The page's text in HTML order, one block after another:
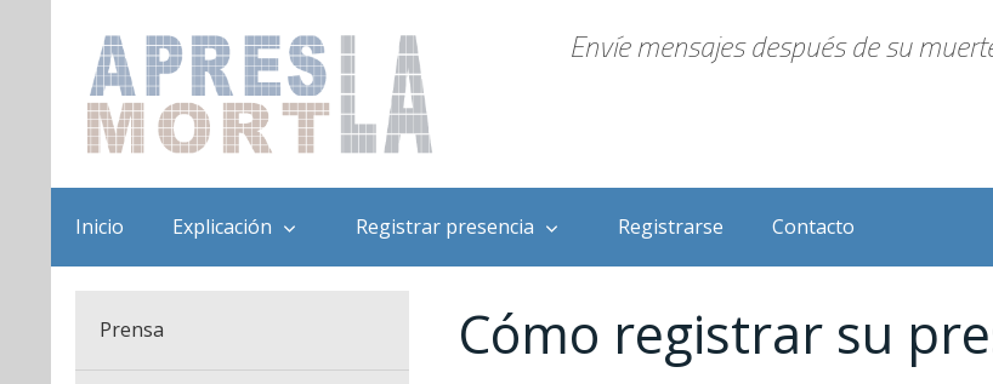
Envíe mensajes después de su
Inicio Explicación Registrar presencia Registrarse Contacto
Cómo registrar su
Prensa